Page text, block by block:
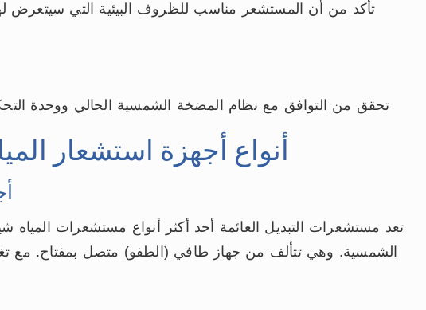
تأكد من أن المستشعر مناسب للظروف البيئية التي سيتعرض
تحقق من التوافق مع نظام المضخة الشمسية الحالي ووحدة
أنواع أجهزة استشعار
تعد مستشعرات التبديل العائمة أحد أكثر أنواع مستشعرات
الشمسية. وهي تتألف من جهاز طافي (الطفو) متصل بمفتاح. مع